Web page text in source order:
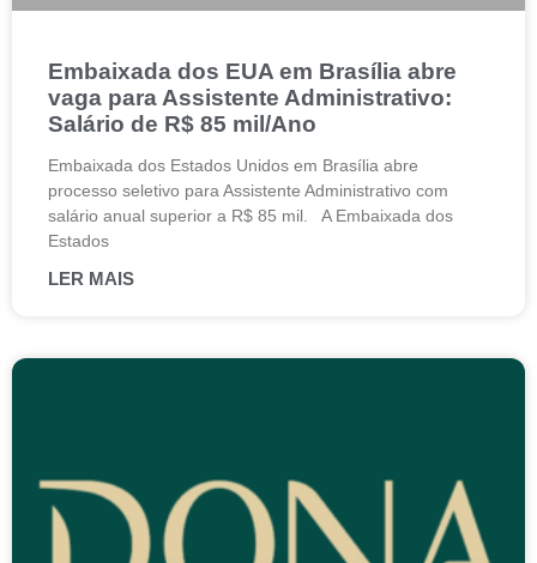
Embaixada dos EUA em Brasília abre
vaga para Assistente Administrativo:
Salário de R$ 85 mil/Ano
Embaixada dos Estados Unidos em Brasília abre
processo seletivo para Assistente Administrativo com
salário anual superior a R$ 85 mil. A Embaixada dos
Estados
LER MAIS